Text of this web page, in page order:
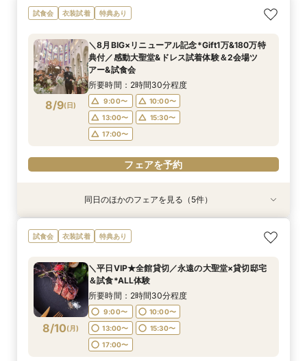
試食会 衣装試着 特典あり
8/9(日)
＼8月BIG×リニューアル記念*Gift1万&180万特
典付／感動大聖堂&ドレス試着体験＆2会場ツ
アー&試食会
所要時間：2時間30分程度
9:00〜
10:00〜
13:00〜
15:30〜
17:00〜
フェアを予約
衣装試着 特典あり
8/9(日)
【見積相談会】結婚式費用を抑えて挙げるコツを
教えます♪
9:00〜
10:00〜
13:00〜
15:30〜
17:00〜
フェアを予約
衣装試着 特典あり
8/9(日)
＜料理重視の方へ◎＞こだわり抜いた記憶に残る
美食体験◇黒毛和牛3万試食付き！骨格診断＆お
所要時間：2時間30分程度
13:00〜
15:30〜
17:00〜
フェアを予約
衣装試着 特典あり
8/9(日)
【初見学におすすめ】贅沢和牛試食×大聖堂チャ
ペル×模擬披露宴
9:00〜
10:00〜
13:00〜
15:30〜
17:00〜
フェアを予約
衣装試着 特典あり
8/9(日)
【徹底比較*2件目以降の方へ】見積相談×全館見
学&国産牛試食付
9:00〜
10:00〜
13:00〜
15:30〜
17:00〜
フェアを予約
衣装試着 特典あり
8/9(日)
＼10～30名★邸宅貸切OK／プライベート挙式＆
家族婚相談×試食会
10:00〜
13:00〜
15:30〜
17:00〜
フェアを予約
同日のほかのフェアを見る（5件）
試食会 衣装試着 特典あり
8/10(月)
＼平日VIP★全館貸切／永遠の大聖堂×貸切邸宅
＆試食*ALL体験
所要時間：2時間30分程度
9:00〜
10:00〜
13:00〜
15:30〜
17:00〜